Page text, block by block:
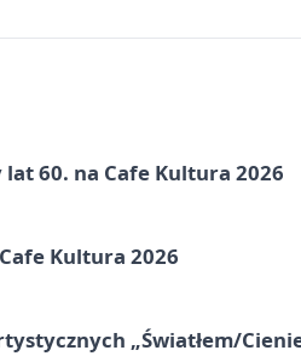
60. na Cafe Kultura 2026
Kultura 2026
„Światłem/